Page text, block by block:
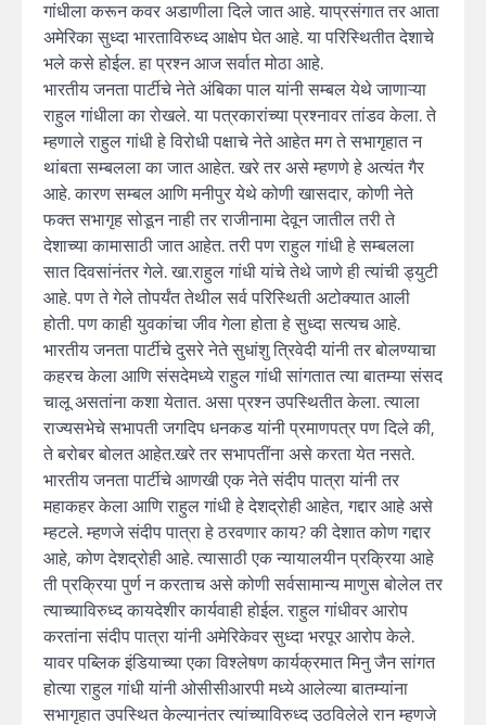
गांधीला करून कवर अडाणीला दिले जात आहे. याप्रसंगात तर आता
अमेरिका सुध्दा भारताविरुध्द आक्षेप घेत आहे. या परिस्थितीत देशाचे
भले कसे होईल. हा प्रश्न आज सर्वात मोठा आहे.
भारतीय जनता पार्टीचे नेते अंबिका पाल यांनी सम्बल येथे जाणाऱ्या
राहुल गांधीला का रोखले. या पत्रकारांच्या प्रश्नावर तांडव केला. ते
म्हणाले राहुल गांधी हे विरोधी पक्षाचे नेते आहेत मग ते सभागृहात न
थांबता सम्बलला का जात आहेत. खरे तर असे म्हणणे हे अत्यंत गैर
आहे. कारण सम्बल आणि मनीपुर येथे कोणी खासदार, कोणी नेते
फक्त सभागृह सोडून नाही तर राजीनामा देवून जातील तरी ते
देशाच्या कामासाठी जात आहेत. तरी पण राहुल गांधी हे सम्बलला
सात दिवसांनंतर गेले. खा.राहुल गांधी यांचे तेथे जाणे ही त्यांची ड्युटी
आहे. पण ते गेले तोपर्यंत तेथील सर्व परिस्थिती अटोक्यात आली
होती. पण काही युवकांचा जीव गेला होता हे सुध्दा सत्यच आहे.
भारतीय जनता पार्टीचे दुसरे नेते सुधांशु त्रिवेदी यांनी तर बोलण्याचा
कहरच केला आणि संसदेमध्ये राहुल गांधी सांगतात त्या बातम्या संसद
चालू असतांना कशा येतात. असा प्रश्न उपस्थितीत केला. त्याला
राज्यसभेचे सभापती जगदिप धनकड यांनी प्रमाणपत्र पण दिले की,
ते बरोबर बोलत आहेत.खरे तर सभापतींना असे करता येत नसते.
भारतीय जनता पार्टीचे आणखी एक नेते संदीप पात्रा यांनी तर
महाकहर केला आणि राहुल गांधी हे देशद्रोही आहेत, गद्दार आहे असे
म्हटले. म्हणजे संदीप पात्रा हे ठरवणार काय? की देशात कोण गद्दार
आहे, कोण देशद्रोही आहे. त्यासाठी एक न्यायालयीन प्रक्रिया आहे
ती प्रक्रिया पुर्ण न करताच असे कोणी सर्वसामान्य माणुस बोलेल तर
त्याच्याविरुध्द कायदेशीर कार्यवाही होईल. राहुल गांधीवर आरोप
करतांना संदीप पात्रा यांनी अमेरिकेवर सुध्दा भरपूर आरोप केले.
यावर पब्लिक इंडियाच्या एका विश्लेषण कार्यक्रमात मिनु जैन सांगत
होत्या राहुल गांधी यांनी ओसीसीआरपी मध्ये आलेल्या बातम्यांना
सभागृहात उपस्थित केल्यानंतर त्यांच्याविरुध्द उठविलेले रान म्हणजे